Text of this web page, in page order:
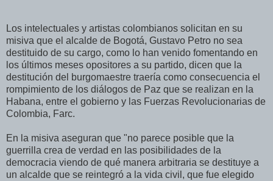
Los intelectuales y artistas colombianos solicitan en su
misiva que el alcalde de Bogotá, Gustavo Petro no sea
destituido de su cargo, como lo han venido fomentando en
los últimos meses opositores a su partido, dicen que la
destitución del burgomaestre traería como consecuencia el
rompimiento de los diálogos de Paz que se realizan en la
Habana, entre el gobierno y las Fuerzas Revolucionarias de
Colombia, Farc.
En la misiva aseguran que "no parece posible que la
guerrilla crea de verdad en las posibilidades de la
democracia viendo de qué manera arbitraria se destituye a
un alcalde que se reintegró a la vida civil, que fue elegido